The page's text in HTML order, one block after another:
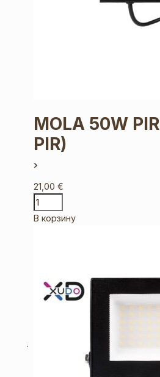
MOLA 50W PIR
PIR)
21,00€
В корзину